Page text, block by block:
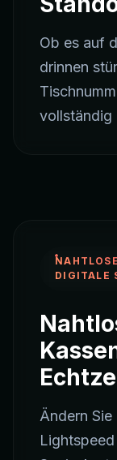
Ob es auf
drinnen
vollständig
DIGITALE
Ändern Sie